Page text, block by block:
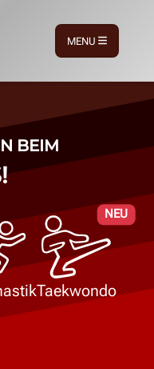
MENU
BEIM
Taekwondo
NEU